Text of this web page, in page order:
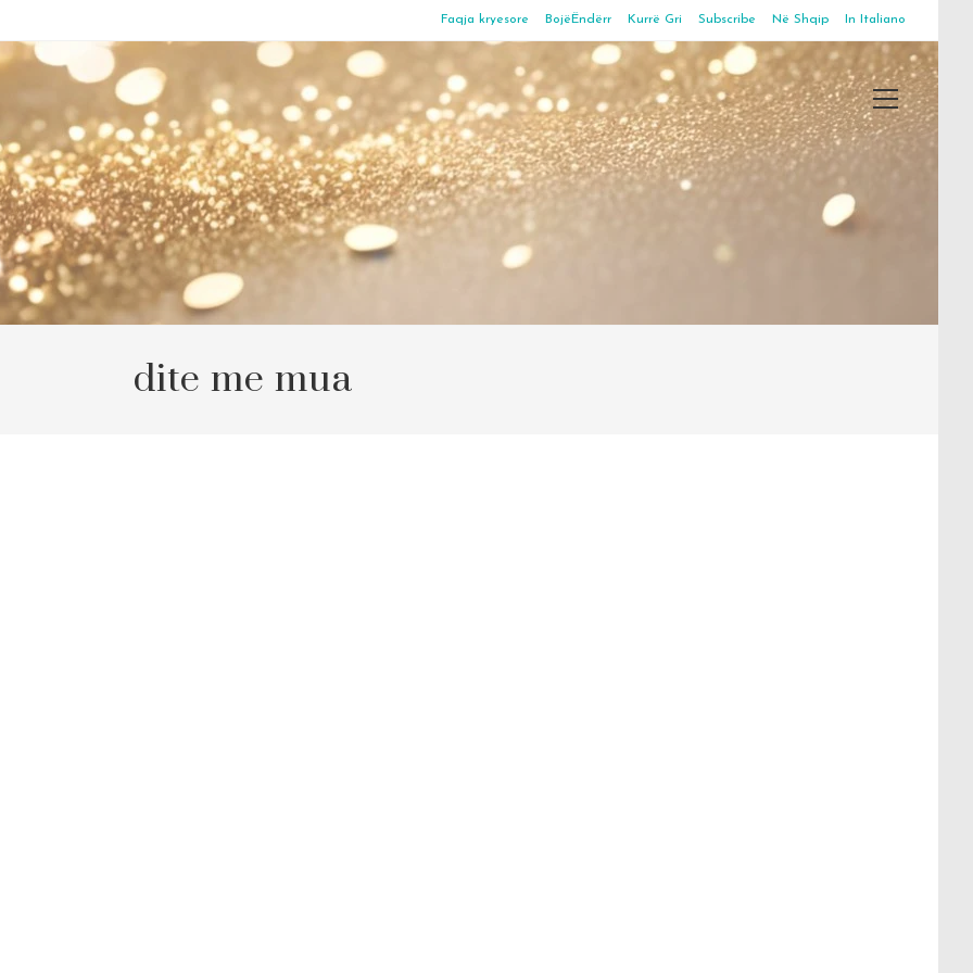
Faqja kryesore BojëËndërr Kurrë Gri Subscribe Në Shqip In Italiano
Main
Menu
dite me mua